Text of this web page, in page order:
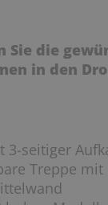
Sie die
in den
3-seitiger
Treppe mit